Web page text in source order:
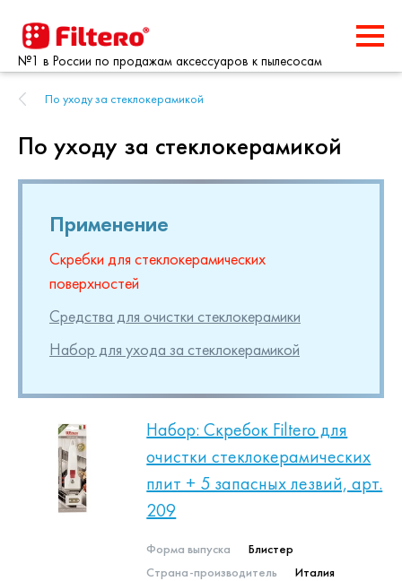
№1 в России по продажам аксессуаров к пылесосам
По уходу за стеклокерамикой
По уходу за стеклокерамикой
Применение
Скребки для стеклокерамических
поверхностей
Средства для очистки стеклокерамики
Набор для ухода за стеклокерамикой
Набор: Скребок Filtero для
очистки стеклокерамических
плит + 5 запасных лезвий, арт.
209
Форма выпуска
Блистер
Страна-производитель
Италия